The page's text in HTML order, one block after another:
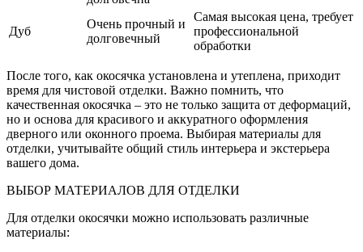
Дуб
Очень прочный и
долговечный
Самая высокая цена, требует
профессиональной
обработки
После того, как окосячка установлена и утеплена, приходит
время для чистовой отделки. Важно помнить, что
качественная окосячка – это не только защита от деформаций,
но и основа для красивого и аккуратного оформления
дверного или оконного проема. Выбирая материалы для
отделки, учитывайте общий стиль интерьера и экстерьера
вашего дома.
ВЫБОР МАТЕРИАЛОВ ДЛЯ ОТДЕЛКИ
Для отделки окосячки можно использовать различные
материалы: